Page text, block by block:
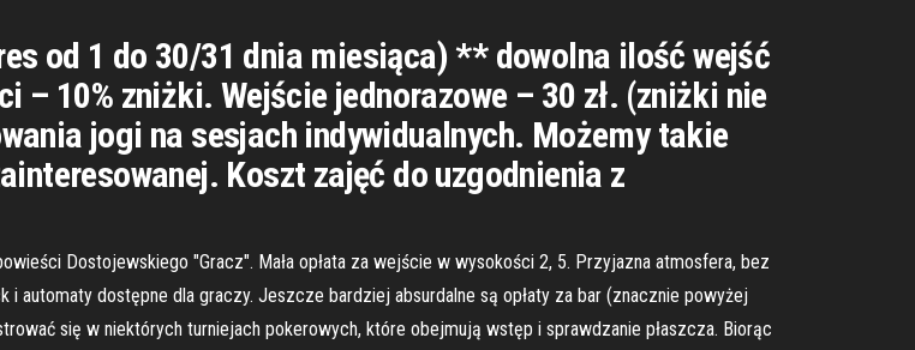
od 1 do 30/31 dnia miesiąca) ** dowolna ilość wejść
– 10% zniżki. Wejście jednorazowe – 30 zł. (zniżki nie
jogi na sesjach indywidualnych. Możemy takie
Koszt zajęć do uzgodnienia z
Dostojewskiego "Gracz". Mała opłata za wejście w wysokości 2, 5. Przyjazna atmosfera, bez
automaty dostępne dla graczy. Jeszcze bardziej absurdalne są opłaty za bar (znacznie powyżej
się w niektórych turniejach pokerowych, które obejmują wstęp i sprawdzanie płaszcza. Biorąc